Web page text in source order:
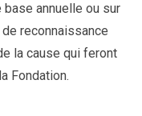
annuelle ou sur
reconnaissance
la cause qui feront
Fondation.